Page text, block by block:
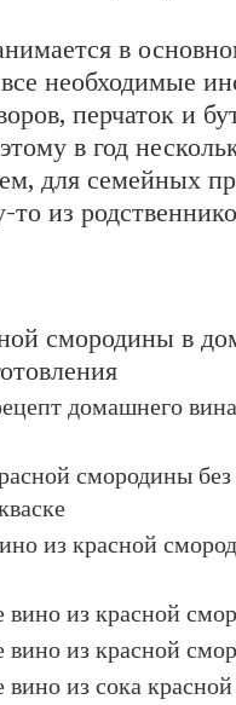
в
необходимые
перчаток и
в год
для семейных
из
смородины в
домашнего
смородины
из красной
из красной
из красной
из сока